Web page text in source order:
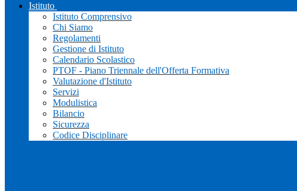
Istituto
Istituto Comprensivo
Chi Siamo
Regolamenti
Gestione di Istituto
Calendario Scolastico
PTOF - Piano Triennale dell'Offerta Formativa
Valutazione d'Istituto
Servizi
Modulistica
Bilancio
Sicurezza
Codice Disciplinare